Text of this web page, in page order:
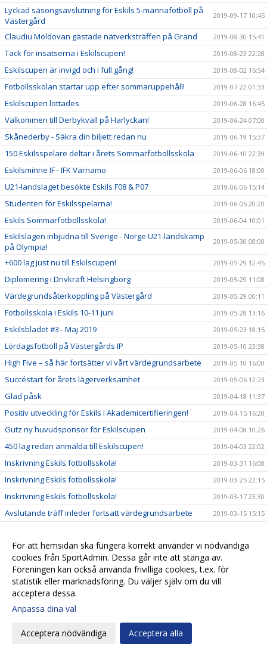
Lyckad säsongsavslutning för Eskils 5-mannafotboll på
Västergård
2019-09-17 10:45
Claudiu Moldovan gästade nätverksträffen på Grand 2019-08-30 15:41
Tack för insatserna i Eskilscupen! 2019-08-23 22:28
Eskilscupen är invigd och i full gång! 2019-08-02 16:54
Fotbollsskolan startar upp efter sommaruppehåll! 2019-07-22 01:33
Eskilscupen lottades 2019-06-28 16:45
Välkommen till Derbykväll på Harlyckan! 2019-06-24 07:00
Skånederby - Säkra din biljett redan nu 2019-06-19 15:37
150 Eskilsspelare deltar i årets Sommarfotbollsskola 2019-06-10 22:39
Eskilsminne IF - IFK Värnamo 2019-06-06 18:00
U21-landslaget besökte Eskils F08 & P07 2019-06-06 15:14
Studenten för Eskilsspelarna! 2019-06-05 20:20
Eskils Sommarfotbollsskola! 2019-06-04 10:01
Eskilslagen inbjudna till Sverige - Norge U21-landskamp
på Olympia!
2019-05-30 08:00
+600 lag just nu till Eskilscupen! 2019-05-29 12:45
Diplomering i Drivkraft Helsingborg 2019-05-29 11:08
Värdegrundsåterkoppling på Västergård 2019-05-29 00:11
Fotbollsskola i Eskils 10-11 juni 2019-05-28 13:16
Eskilsbladet #3 - Maj 2019 2019-05-23 18:15
Lördagsfotboll på Västergårds IP 2019-05-10 23:38
High Five – så här fortsätter vi vårt värdegrundsarbete 2019-05-10 16:00
Succéstart för årets lägerverksamhet 2019-05-06 12:23
Glad påsk 2019-04-18 11:37
Positiv utveckling för Eskils i Akademicertifieringen! 2019-04-15 16:20
Gutz ny huvudsponsor för Eskilscupen 2019-04-08 10:26
450 lag redan anmälda till Eskilscupen! 2019-04-03 22:02
Inskrivning Eskils fotbollsskola! 2019-03-31 16:08
Inskrivning Eskils fotbollsskola! 2019-03-25 22:15
Inskrivning Eskils fotbollsskola! 2019-03-17 23:30
Avslutande träff inleder fortsatt värdegrundsarbete 2019-03-15 15:15
Trafik & Fritid viktig samarbetspartner för Eskils 2019-03-07 14:15
”Känns rätt att Elite Hotels stöttar Eskilsminne IF" 2019-03-06 16:03
Håkan Skoog tillbaka i moderklubben! 2019-03-05 21:38
Anmälningarna strömmar in till Eskilscupen
Ungdomsledarna gav High Five en push framåt
Market Insight värdefull samarbetspartner
För att hemsidan ska fungera korrekt använder vi nödvändiga
cookies från SportAdmin. Dessa går inte att stänga av.
Föreningen kan också använda frivilliga cookies, t.ex. för
statistik eller marknadsföring. Du väljer själv om du vill
acceptera dessa.
Anpassa dina val
Acceptera nödvändiga Acceptera alla